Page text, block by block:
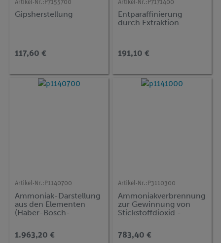
Artikel-Nr.: P7155700
Gipsherstellung
117,60 €
Artikel-Nr.: P7171400
Entparaffinierung
durch Extraktion
191,10 €
Artikel-Nr.: P1140700
Ammoniak-Darstellung
aus den Elementen
(Haber-Bosch-
Phenolphthaleinlösung
)
1.963,20 €
Artikel-Nr.: P3110300
Ammoniakverbrennung
zur Gewinnung von
Stickstoffdioxid -
783,40 €